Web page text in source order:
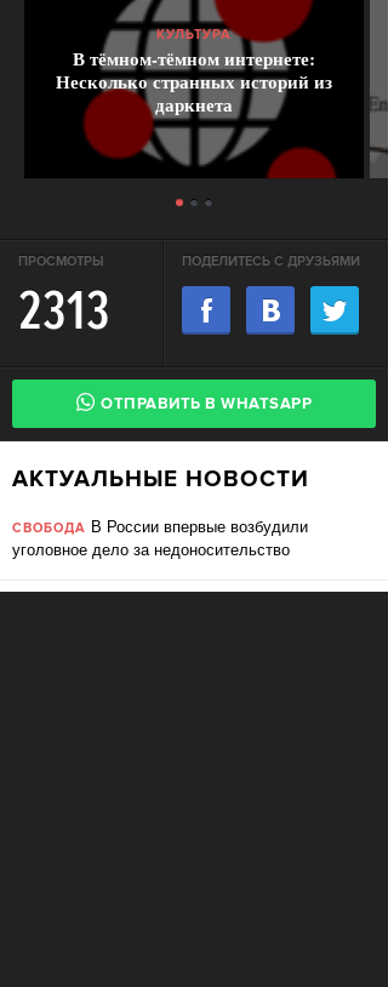
КУЛЬТУРА
В тёмном-тёмном интернете:
Несколько странных историй из
даркнета
ПРОСМОТРЫ
2313
ПОДЕЛИТЕСЬ С ДРУЗЬЯМИ
ОТПРАВИТЬ В WHATSAPP
АКТУАЛЬНЫЕ НОВОСТИ
СВОБОДА В России впервые возбудили
уголовное дело за недоносительство